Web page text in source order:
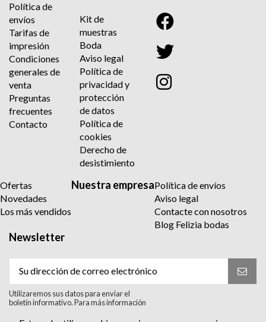
Política de
envíos
Tarifas de
impresión
Condiciones
generales de
venta
Preguntas
frecuentes
Contacto
Kit de
muestras
Boda
Aviso legal
Política de
privacidad y
protección
de datos
Política de
cookies
Derecho de
desistimiento
Ofertas
Novedades
Los más vendidos
Nuestra empresaPolítica de envíos
Aviso legal
Contacte con nosotros
Blog Felizia bodas
Newsletter
Utilizaremos sus datos para enviar el
boletín informativo. Para más información
consulte la política de privacidad.